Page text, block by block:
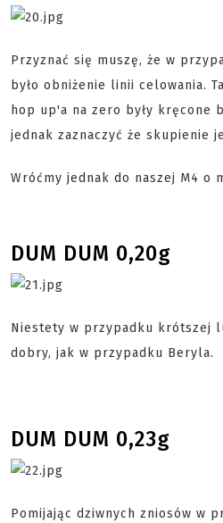
Przyznać się muszę, że w
było obniżenie linii celowania.
hop up'a na zero były kręcone
jednak zaznaczyć że skupienie
Wróćmy jednak do naszej M4 o
DUM DUM 0,20g
Niestety w przypadku krótszej
dobry, jak w przypadku Beryla.
DUM DUM 0,23g
Pomijając dziwnych zniosów w